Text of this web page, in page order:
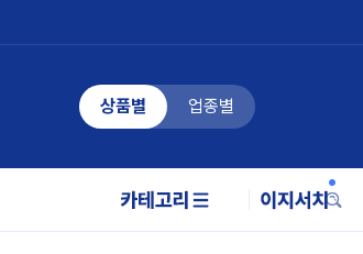
상품별 업종별